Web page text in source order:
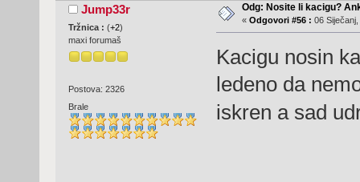
Jump33r
Tržnica : (+2)
maxi forumaš
Postova: 2326
Brale
Odg: Nosite li kacigu?
« Odgovori #56 : 06
Kacigu nosin
ledeno da
iskren a sad